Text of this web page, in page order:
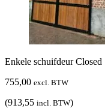
Enkele schuifdeur Closed
755,00 excl. BTW
(913,55 incl. BTW)